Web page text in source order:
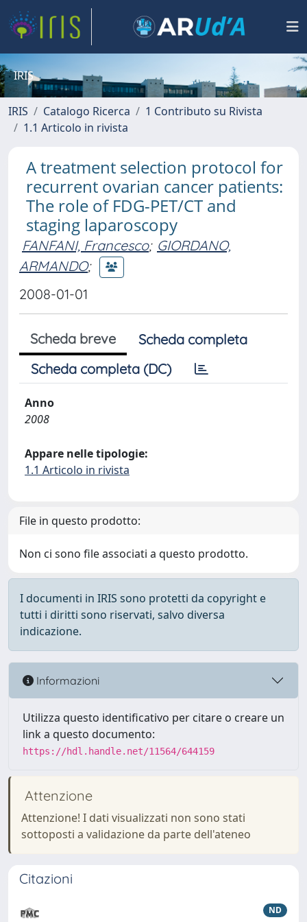
IRIS
IRIS Catalogo Ricerca
1 Contributo su Rivista
1.1 Articolo in rivista
A treatment selection protocol for
recurrent ovarian cancer patients:
The role of FDG-PET/CT and
staging laparoscopy
FANFANI, Francesco; GIORDANO,
ARMANDO;
2008-01-01
Scheda breve
Scheda completa
Scheda completa (DC)
Anno
2008
Appare nelle tipologie:
1.1 Articolo in rivista
File in questo prodotto:
Non ci sono file associati a questo prodotto.
I documenti in IRIS sono protetti da copyright e
tutti i diritti sono riservati, salvo diversa
indicazione.
Informazioni
Utilizza questo identificativo per citare o creare un
link a questo documento:
https://hdl.handle.net/11564/644159
Attenzione
Attenzione! I dati visualizzati non sono stati
sottoposti a validazione da parte dell'ateneo
Citazioni
ND